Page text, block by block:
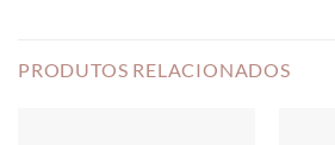
PRODUTOS RELACIONADOS